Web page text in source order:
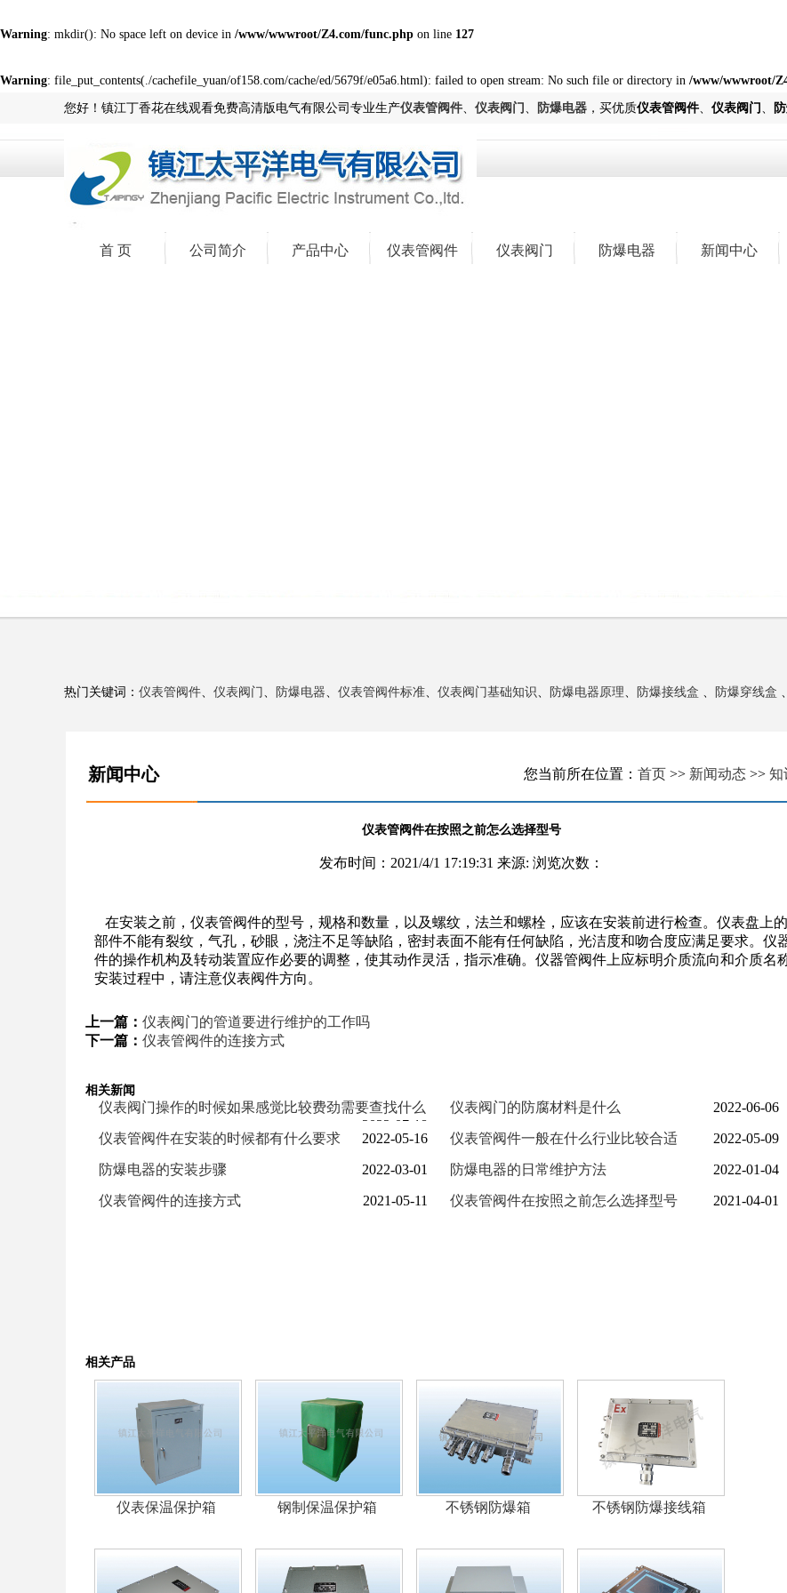
Warning: mkdir(): No space left on device in /www/wwwroot/Z4.com/func.php on line 127
Warning: file_put_contents(./cachefile_yuan/of158.com/cache/ed/5679f/e05a6.html): failed to open stream: No such file or directory in /www/wwwroot/
您好！镇江丁香花在线观看免费高清版电气有限公司专业生产仪表管阀件、 仪表阀门 、 防爆电器 ，买优质仪表管阀件、 仪表阀门 、
首 页 公司简介 产品中心 仪表管阀件 仪表阀门 防爆电器 新闻中心
热门关键词： 仪表管阀件、 仪表阀门 、 防爆电器、 仪表管阀件标准、 仪表阀门基础知识、 防爆电器原理、 防爆接线盒 、 防爆穿线盒 、
新闻中心 您当前所在位置： 首页 >> 新闻动态 >> 知
仪表管阀件在按照之前怎么选择型号
发布时间：2021/4/1 17:19:31 来源: 浏览次数：
在安装之前，仪表管阀件的型号，规格和数量，以及螺纹，法兰和螺栓，应该在安装前进行检查。仪表盘上
部件不能有裂纹，气孔，砂眼，浇注不足等缺陷，密封表面不能有任何缺陷，光洁度和吻合度应满足要求。仪
件的操作机构及转动装置应作必要的调整，使其动作灵活，指示准确。仪器管阀件上应标明介质流向和介质名
安装过程中，请注意仪表阀件方向。
上一篇： 仪表阀门的管道要进行维护的工作吗
下一篇： 仪表管阀件的连接方式
相关新闻
仪表阀门操作的时候如果感觉比较费劲需要查找什么
2022-07-18
仪表阀门的防腐材料是什么 2022-06-06
仪表管阀件在安装的时候都有什么要求 2022-05-16 仪表管阀件一般在什么行业比较合适 2022-05-09
防爆电器的安装步骤 2022-03-01 防爆电器的日常维护方法 2022-01-04
仪表管阀件的连接方式 2021-05-11 仪表管阀件在按照之前怎么选择型号 2021-04-01
相关产品
仪表保温保护箱 钢制保温保护箱 不锈钢防爆箱 不锈钢防爆接线箱